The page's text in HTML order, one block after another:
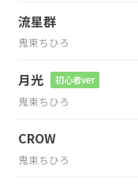
流星群
鬼束ちひろ
月光 初心者ver
鬼束ちひろ
CROW
鬼束ちひろ